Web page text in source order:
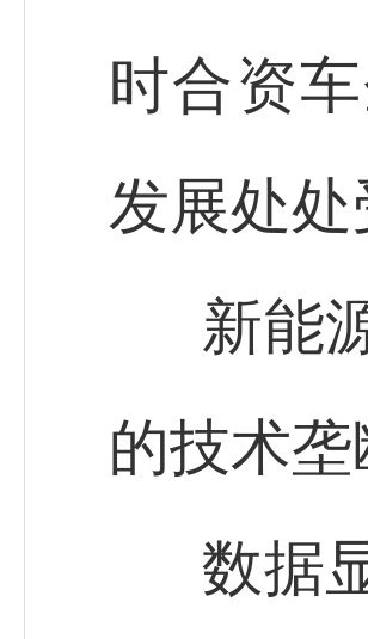
时合资
发展处
新能
的技术垄
数据